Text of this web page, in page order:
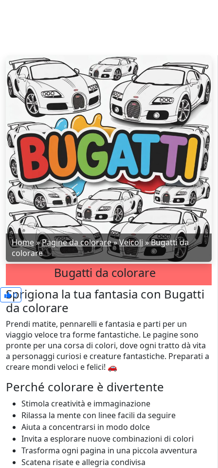
Home»Pagine da colorare»Veicoli »Bugatti da
colorare
Bugatti da colorare
0
Sprigiona la tua fantasia con Bugatti
da colorare
Prendi matite, pennarelli e fantasia e parti per un
viaggio veloce tra forme fantastiche. Le pagine sono
pronte per una corsa di colori, dove ogni tratto dà vita
a personaggi curiosi e creature fantastiche. Preparati a
creare mondi veloci e felici! 🚗
Perché colorare è divertente
Stimola creatività e immaginazione
Rilassa la mente con linee facili da seguire
Aiuta a concentrarsi in modo dolce
Invita a esplorare nuove combinazioni di colori
Trasforma ogni pagina in una piccola avventura
Scatena risate e allegria condivisa